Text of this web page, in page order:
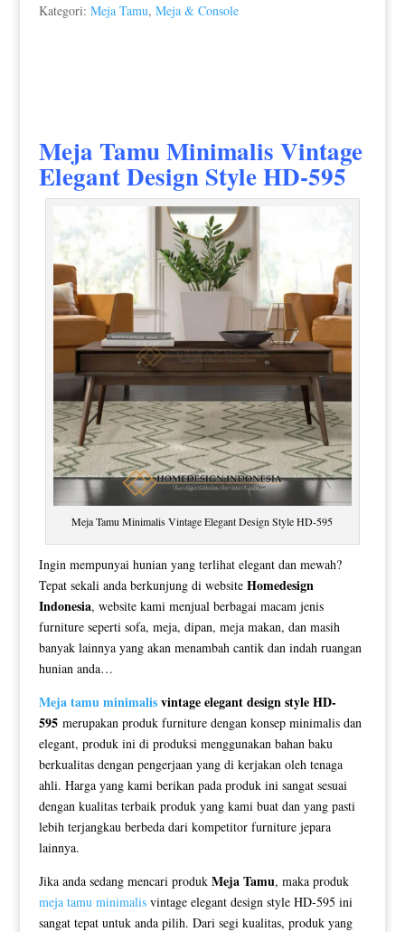
Kategori: Meja Tamu, Meja & Console
Meja Tamu Minimalis Vintage
Elegant Design Style HD-595
Meja Tamu Minimalis Vintage Elegant Design Style HD-595
Ingin mempunyai hunian yang terlihat elegant dan mewah?
Tepat sekali anda berkunjung di website Homedesign
Indonesia, website kami menjual berbagai macam jenis
furniture seperti sofa, meja, dipan, meja makan, dan masih
banyak lainnya yang akan menambah cantik dan indah ruangan
hunian anda…
Meja tamu minimalisvintage elegant design style HD-
595merupakan produk furniture dengan konsep minimalis dan
elegant, produk ini di produksi menggunakan bahan baku
berkualitas dengan pengerjaan yang di kerjakan oleh tenaga
ahli. Harga yang kami berikan pada produk ini sangat sesuai
dengan kualitas terbaik produk yang kami buat dan yang pasti
lebih terjangkau berbeda dari kompetitor furniture jepara
lainnya.
Jika anda sedang mencari produk Meja Tamu, maka produk
meja tamu minimalisvintage elegant design style HD-595 ini
sangat tepat untuk anda pilih. Dari segi kualitas, produk yang